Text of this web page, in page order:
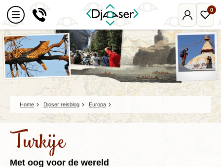
Mijn
Djoser
0
Home Djoser reisblog Europa
Turkije
Met oog voor de wereld